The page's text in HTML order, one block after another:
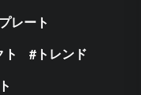
レート
トレンド